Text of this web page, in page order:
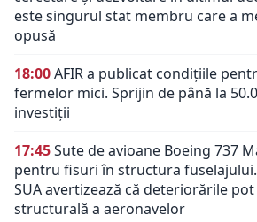
este singurul stat membru care a
opusă
18:00AFIR a publicat condițiile
fermelor mici. Sprijin de până la
investiții
17:45Sute de avioane Boeing 737
pentru fisuri în structura
SUA avertizează că deteriorările
structurală a aeronavelor